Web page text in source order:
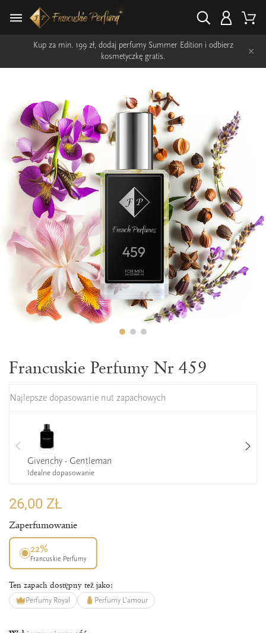
Kup za min. 199 zł, dodaj perfumy Summer Edition i odbierz
kosmetyczkę gratis.
×
Francuskie Perfumy Nr 459
Najlepsze dopasowanie nut zapachowych
Givenchy - Gentleman
Idealne dopasowanie
26,00 ZŁ
Zaperfumowanie
22%
Francuskie Perfumy
Ten zapach dostępny też jako:
Perfumy Royal Perfumy L'amour